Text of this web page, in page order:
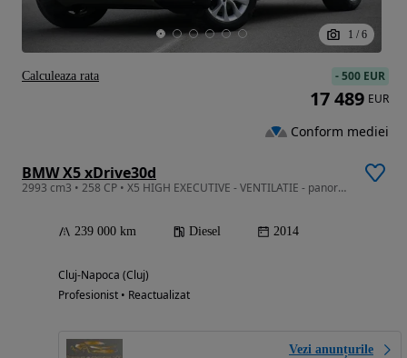
1 / 6
BMW X5 xDrive30d
2993 cm3 • 258 CP • X5 HIGH EXECUTIVE - VENTILATIE - panoramic - jante 19 - x drive- euro6
239 000 km Diesel 2014
Cluj-Napoca (Cluj)
Profesionist • Reactualizat
Vezi anunțurile
-500 EUR
17 489 EUR
Conform mediei
Calculeaza rata